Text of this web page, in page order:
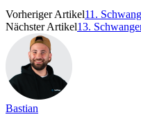
Vorheriger Artikel11.
Nächster Artikel13.
Bastian